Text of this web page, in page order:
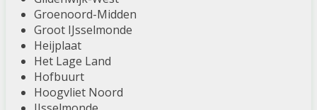
Groenoord-Midden
Groot IJsselmonde
Heijplaat
Het Lage Land
Hofbuurt
Hoogvliet Noord